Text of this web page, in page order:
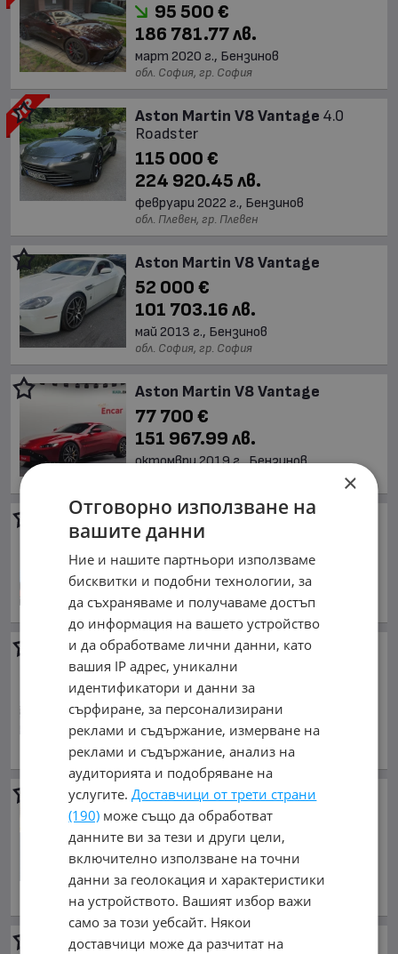
95 500 €
186 781.77 лв.
март 2020 г., Бензинов
обл. София, гр. София
Aston Martin V8 Vantage 4.0
Roadster
115 000 €
224 920.45 лв.
февруари 2022 г., Бензинов
обл. Плевен, гр. Плевен
Aston Martin V8 Vantage
52 000 €
101 703.16 лв.
май 2013 г., Бензинов
обл. София, гр. София
Aston Martin V8 Vantage
77 700 €
151 967.99 лв.
октомври 2019 г., Бензинов
Aston Martin V8 Vantage
78 900 €
154 314.99 лв.
октомври 2019 г., Бензинов
Намира се в Южна Корея
Aston Martin V8 Vantage
EDITION
95 900 €
187 564.10 лв.
ноември 2022 г., Бензинов
Намира се в Южна Корея
Aston Martin V8 Vantage
EDITION
125 000 €
244 478.75 лв.
декември 2019 г., Бензинов
обл. София, гр. София
Aston Martin V8 Vantage
×
Отговорно използване на
вашите данни
Ние и нашите партньори използваме
бисквитки и подобни технологии, за
да съхраняваме и получаваме достъп
до информация на вашето устройство
и да обработваме лични данни, като
вашия IP адрес, уникални
идентификатори и данни за
сърфиране, за персонализирани
реклами и съдържание, измерване на
реклами и съдържание, анализ на
аудиторията и подобряване на
услугите.Доставчици от трети страни
(190) може също да обработват
данните ви за тези и други цели,
включително използване на точни
данни за геолокация и характеристики
на устройството. Вашият избор важи
само за този уебсайт. Някои
доставчици може да разчитат на